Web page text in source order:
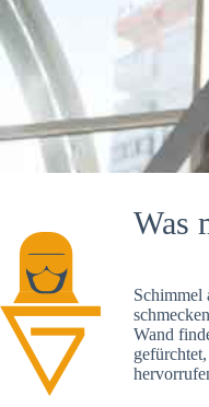
Was
Schimmel
Wand